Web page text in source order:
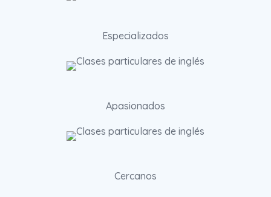
Especializados
Apasionados
Cercanos